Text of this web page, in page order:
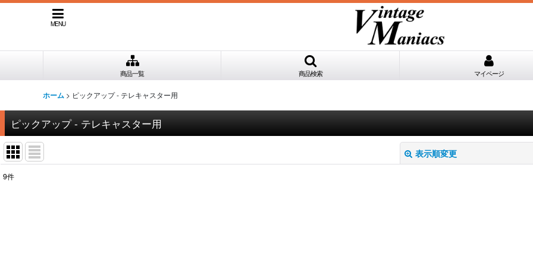
MENU
商品一覧 商品検索 マイページ
ホーム > ピックアップ - テレキャスター用
ピックアップ - テレキャスター用
表示順変更
9件